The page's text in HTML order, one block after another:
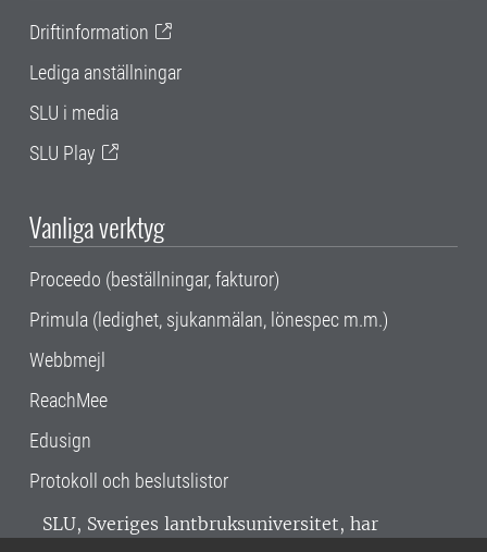
Driftinformation
Lediga anställningar
SLU i media
SLU Play
Vanliga verktyg
Proceedo (beställningar, fakturor)
Primula (ledighet, sjukanmälan, lönespec m.m.)
Webbmejl
ReachMee
Edusign
Protokoll och beslutslistor
SLU, Sveriges lantbruksuniversitet, har